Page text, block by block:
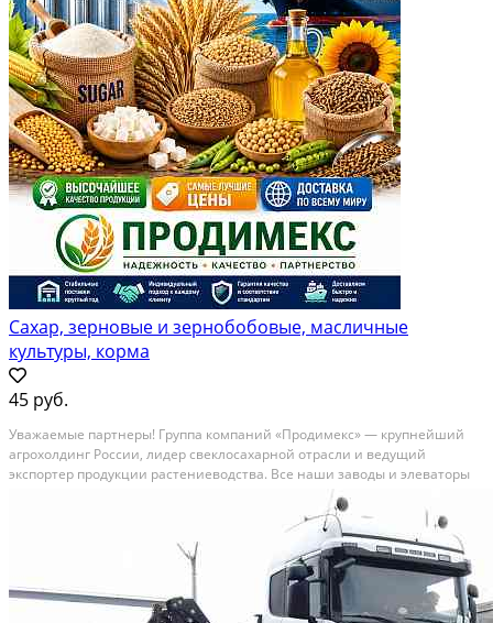
Сахар, зерновые и зернобобовые, масличные
культуры, корма
45 руб.
Уважаемые партнеры! Группа компаний «Продимекс» — крупнейший
агрохолдинг России, лидер свеклосахарной отрасли и ведущий
экспортер продукции растениеводства. Все наши заводы и элеваторы
внесены в реестр экспортеров ФГИС «Цербер» и аккредитованы
Россельхознадзором для поставок на внешние рынки....